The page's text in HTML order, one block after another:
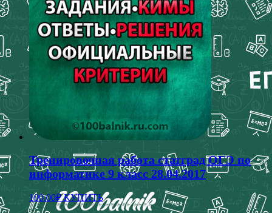
Тренировочная работа статград ОГЭ по
информатике 9 класс 28.04.2017
100.00₽ КУПИТЬ